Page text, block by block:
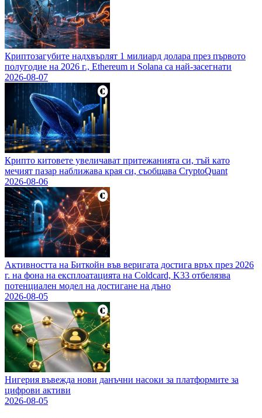
Криптозагубите надхвърлят 1 милиард долара през първото
полугодие на 2026 г., Ethereum и Solana са най-засегнати
2026-08-07
Крипто китовете увеличават притежанията си, тъй като
мечият пазар наближава края си, съобщава CryptoQuant
2026-08-06
Активността на Биткойн във веригата достига връх през 2026
г. на фона на експлоатацията на Coldcard, K33 отбелязва
потенциален модел на достигане на дъно
2026-08-05
Нигерия въвежда нови данъчни насоки за платформите за
цифрови активи
2026-08-05